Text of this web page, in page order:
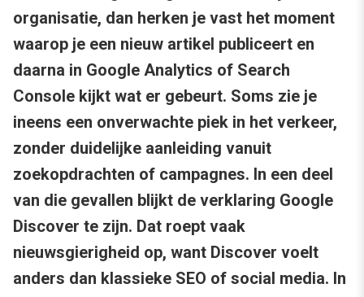
organisatie, dan herken je vast het moment
waarop je een nieuw artikel publiceert en
daarna in Google Analytics of Search
Console kijkt wat er gebeurt. Soms zie je
ineens een onverwachte piek in het verkeer,
zonder duidelijke aanleiding vanuit
zoekopdrachten of campagnes. In een deel
van die gevallen blijkt de verklaring Google
Discover te zijn. Dat roept vaak
nieuwsgierigheid op, want Discover voelt
anders dan klassieke SEO of social media. In